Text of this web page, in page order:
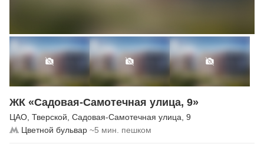
ЖК «Садовая-Самотечная улица, 9»
ЦАО, Тверской, Садовая-Самотечная улица, 9
Цветной бульвар ~5 мин. пешком